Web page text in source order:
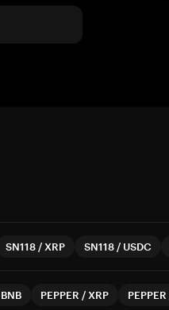
SN118 / XRP SN118 / USDC
BNB PEPPER / XRP PEPPER